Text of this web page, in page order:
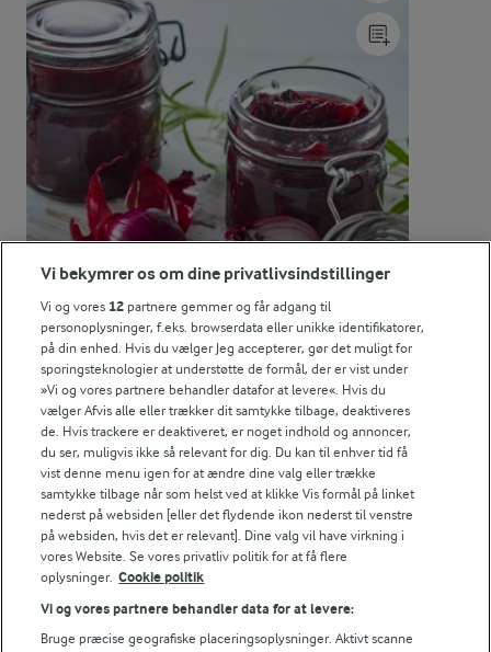
ENERGI PR 100 G
Fiber:
Fedt:
0,1 g
Kulhydrat:
10,1 g
Brombærmarmelade med løg
(3)
Vi bekymrer os om dine privatlivsindstillinger
Vi og vores 12 partnere gemmer og får adgang til
personoplysninger, f.eks. browserdata eller unikke identifikatorer,
på din enhed. Hvis du vælger Jeg accepterer, gør det muligt for
sporingsteknologier at understøtte de formål, der er vist under
»Vi og vores partnere behandler datafor at levere«. Hvis du
vælger Afvis alle eller trækker dit samtykke tilbage, deaktiveres
de. Hvis trackere er deaktiveret, er noget indhold og annoncer,
du ser, muligvis ikke så relevant for dig. Du kan til enhver tid få
vist denne menu igen for at ændre dine valg eller trække
samtykke tilbage når som helst ved at klikke Vis formål på linket
nederst på websiden [eller det flydende ikon nederst til venstre
på websiden, hvis det er relevant]. Dine valg vil have virkning i
vores Website. Se vores privatliv politik for at få flere
oplysninger. Cookie politik
Vi og vores partnere behandler data for at levere:
Bruge præcise geografiske placeringsoplysninger. Aktivt scanne